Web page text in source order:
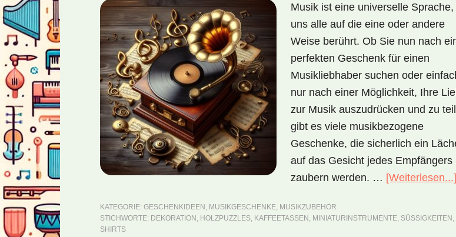
Musik ist eine universelle Sprache,
uns alle auf die eine oder andere
Weise berührt. Ob Sie nun nach
perfekten Geschenk für einen
Musikliebhaber suchen oder
nur nach einer Möglichkeit, Ihre
zur Musik auszudrücken und zu
gibt es viele musikbezogene
Geschenke, die sicherlich ein
auf das Gesicht jedes Empfängers
zaubern werden. … [Weiterlesen...]
KATEGORIE: GESCHENKIDEEN , MUSIKGESCHENKE, MUSIKZUBEHÖR
STICHWORTE: DEKORATION , HOLZPUZZLES, KAFFEETASSEN , MINIATURINSTRUMENTE, SÜSSIGKEITEN ,
SHIRTS